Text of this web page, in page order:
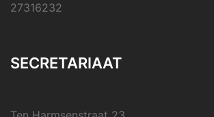
27316232
SECRETARIAAT